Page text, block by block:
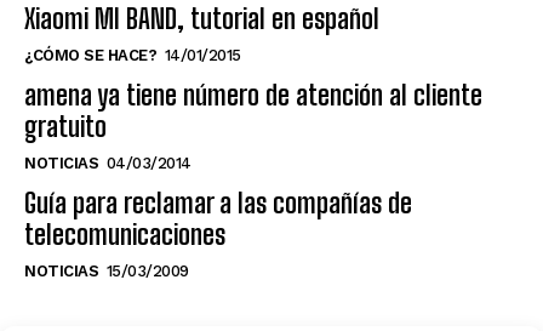
Xiaomi MI BAND, tutorial en español
¿CÓMO SE HACE? 14/01/2015
amena ya tiene número de atención al cliente
gratuito
NOTICIAS 04/03/2014
Guía para reclamar a las compañías de
telecomunicaciones
NOTICIAS 15/03/2009